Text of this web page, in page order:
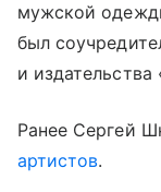
мужской
был
и
Ранее Сергей
артистов.